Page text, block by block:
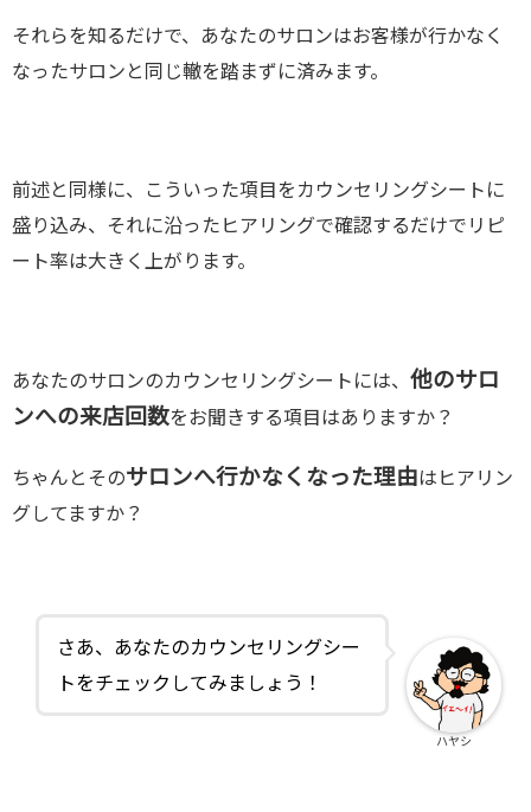
それらを知るだけで、あなたのサロンはお客様が行かなく
なったサロンと同じ轍を踏まずに済みます。
前述と同様に、こういった項目をカウンセリングシートに
盛り込み、それに沿ったヒアリングで確認するだけでリピ
ート率は大きく上がります。
あなたのサロンのカウンセリングシートには、 他のサロ
ンへの来店回数をお聞きする項目はありますか？
ちゃんとそのサロンへ行かなくなった理由はヒアリン
グしてますか？
さあ、あなたのカウンセリングシー
トをチェックしてみましょう！
ハヤシ